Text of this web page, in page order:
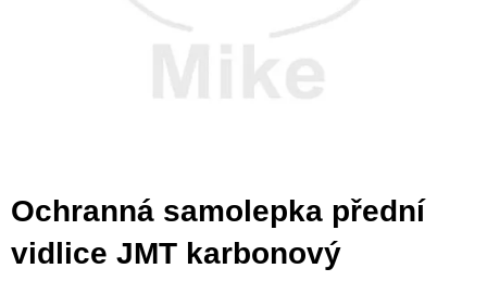
Ochranná samolepka přední
vidlice JMT karbonový